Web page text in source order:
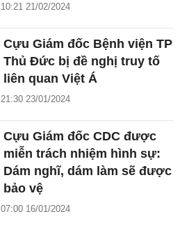
10:21 21/02/2024
Cựu Giám đốc Bệnh viện TP
Thủ Đức bị đề nghị truy tố
liên quan Việt Á
21:30 23/01/2024
Cựu Giám đốc CDC được
miễn trách nhiệm hình sự:
Dám nghĩ, dám làm sẽ được
bảo vệ
07:00 16/01/2024